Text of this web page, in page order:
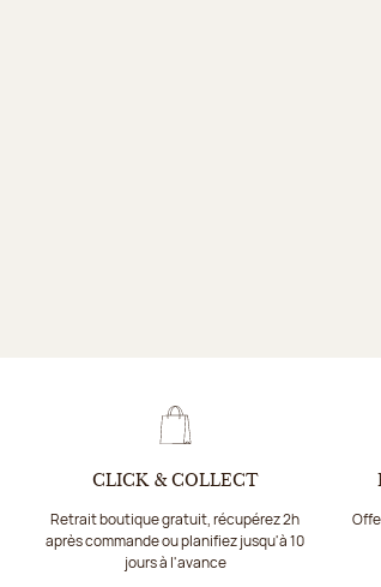
CLICK & COLLECT
Retrait boutique gratuit, récupérez 2h
après commande ou planifiez jusqu'à 10
jours à l'avance